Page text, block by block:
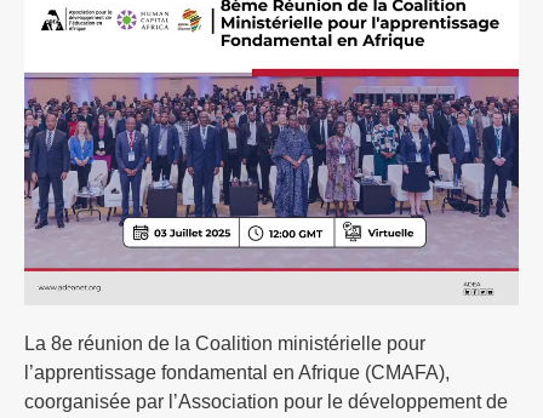
La 8e réunion de la Coalition ministérielle pour
l’apprentissage fondamental en Afrique (CMAFA),
coorganisée par l’Association pour le développement de